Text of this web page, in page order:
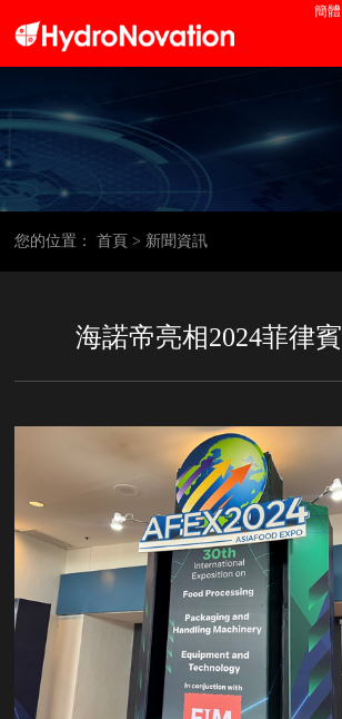
簡體
您的位置：首頁 > 新聞資訊
海諾帝亮相2024菲律